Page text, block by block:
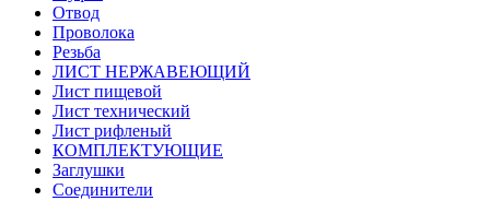
Отвод
Проволока
Резьба
ЛИСТ НЕРЖАВЕЮЩИЙ
Лист пищевой
Лист технический
Лист рифленый
КОМПЛЕКТУЮЩИЕ
Заглушки
Соединители